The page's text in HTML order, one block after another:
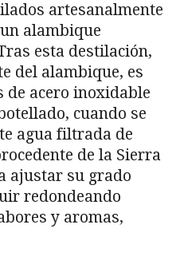
artesanalmente
alambique
esta destilación,
del alambique, es
de acero inoxidable
cuando se
agua filtrada de
de la Sierra
ajustar su grado
redondeando
y aromas,